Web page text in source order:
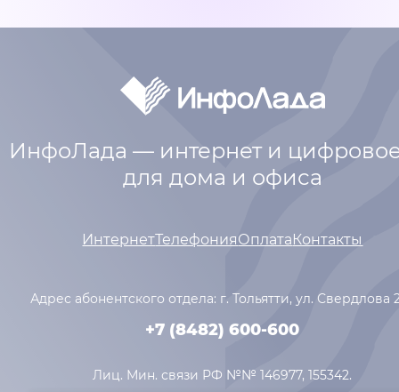
ИнфоЛада — интернет и
для дома и офиса
ИнтернетТелефонияОплатаКонтакты
Адрес абонентского отдела: г. Тольятти, ул. Свердлова
+7 (8482) 600-600
Лиц. Мин. связи РФ №№ 146977, 155342.